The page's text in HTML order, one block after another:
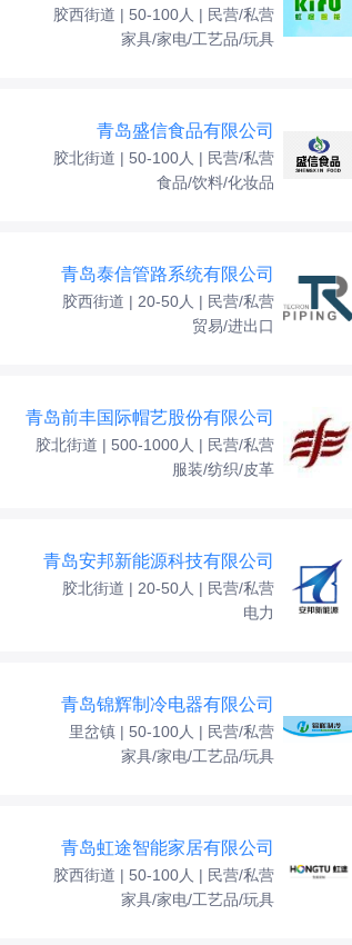
胶西街道 | 50-100人 | 民营/私营
家具/家电/工艺品/玩具
青岛盛信食品有限公司
胶北街道 | 50-100人 | 民营/私营
食品/饮料/化妆品
青岛泰信管路系统有限公司
胶西街道 | 20-50人 | 民营/私营
贸易/进出口
青岛前丰国际帽艺股份有限公司
胶北街道 | 500-1000人 | 民营/私营
服装/纺织/皮革
青岛安邦新能源科技有限公司
胶北街道 | 20-50人 | 民营/私营
电力
青岛锦辉制冷电器有限公司
里岔镇 | 50-100人 | 民营/私营
家具/家电/工艺品/玩具
青岛虹途智能家居有限公司
胶西街道 | 50-100人 | 民营/私营
家具/家电/工艺品/玩具